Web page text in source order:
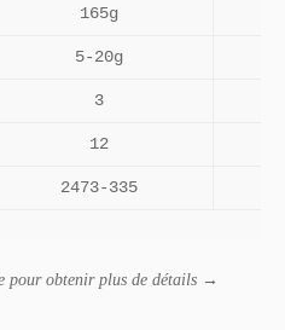
165g
5-20g
3
12
2473-335
pour obtenir plus de détails →